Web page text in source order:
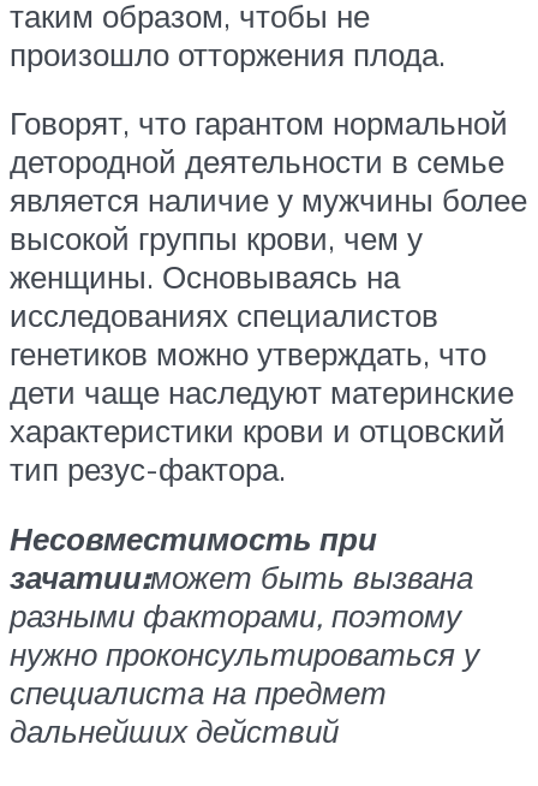
таким образом, чтобы не
произошло отторжения плода.
Говорят, что гарантом нормальной
детородной деятельности в семье
является наличие у мужчины более
высокой группы крови, чем у
женщины. Основываясь на
исследованиях специалистов
генетиков можно утверждать, что
дети чаще наследуют материнские
характеристики крови и отцовский
тип резус-фактора.
Несовместимость при
зачатии:может быть вызвана
разными факторами, поэтому
нужно проконсультироваться у
специалиста на предмет
дальнейших действий